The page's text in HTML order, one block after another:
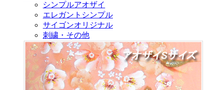
シンプルアオザイ
エレガントシンプル
サイゴンオリジナル
刺繍・その他